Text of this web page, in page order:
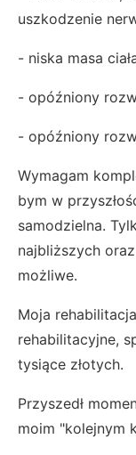
uszkodzenie
- niska masa
- opóźniony
- opóźniony
Wymagam
bym w
samodzielna.
najbliższych
możliwe.
Moja
rehabilitacyjne,
tysiące złotych.
Przyszedł
moim "kolejnym